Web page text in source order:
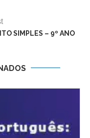
SIMPLES – 9º ANO